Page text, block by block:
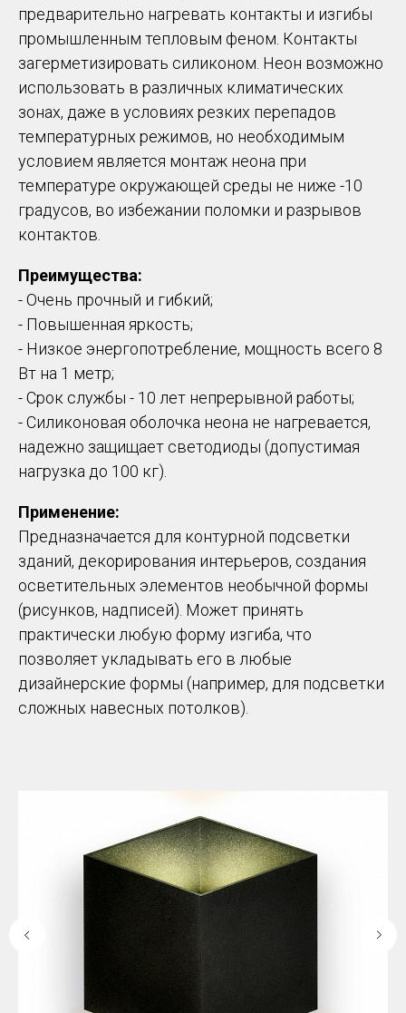
предварительно нагревать контакты и изгибы
промышленным тепловым феном. Контакты
загерметизировать силиконом. Неон возможно
использовать в различных климатических
зонах, даже в условиях резких перепадов
температурных режимов, но необходимым
условием является монтаж неона при
температуре окружающей среды не ниже -10
градусов, во избежании поломки и разрывов
контактов.
Преимущества:
- Очень прочный и гибкий;
- Повышенная яркость;
- Низкое энергопотребление, мощность всего 8
Вт на 1 метр;
- Срок службы - 10 лет непрерывной работы;
- Силиконовая оболочка неона не нагревается,
надежно защищает светодиоды (допустимая
нагрузка до 100 кг).
Применение:
Предназначается для контурной подсветки
зданий, декорирования интерьеров, создания
осветительных элементов необычной формы
(рисунков, надписей). Может принять
практически любую форму изгиба, что
позволяет укладывать его в любые
дизайнерские формы (например, для подсветки
сложных навесных потолков).